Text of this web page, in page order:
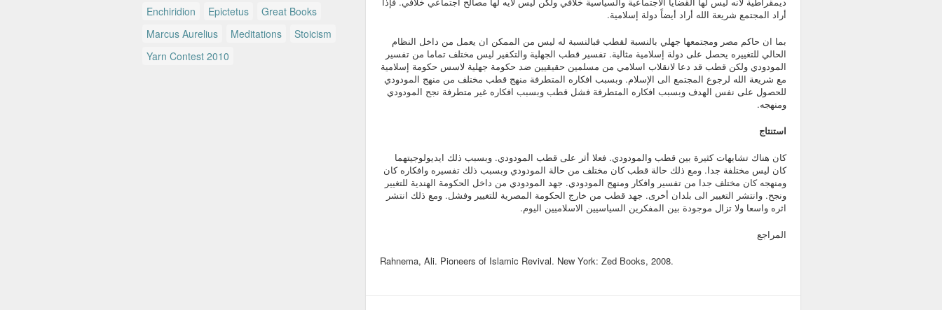
Enchiridion Epictetus
Great Books
Marcus Aurelius
Meditations
Stoicism
Yarn Contest 2010
أراد المجتمع شريعة الله أراد أيضاً دولة إسلامية.
بما ان حاكم مصر ومجتمعها جهلي بالنسبة لقطب فبالنسبة له ليس من الممكن ان يعمل من داخل النظام
الحالي للتغييره يحصل على دولة إسلامية مثالية. تفسير قطب الجهلية والتكفير ليس مختلف تماما من تفسير
المودودي ولكن قطب قد دعا لانقلاب اسلامي من مسلمين حقيقيين ضد حكومة جهلية لاسس حكومة إسلامية
مع شريعة الله لرجوع المجتمع الى الإسلام. وبسبب افكاره المتطرفة منهج قطب مختلف من منهج المودودي
للحصول على نفس الهدف وبسبب افكاره المتطرفة فشل قطب وبسبب افكاره غير متطرفة نجح المودودي
ومنهجه.
استنتاج
كان هناك تشابهات كثيرة بين قطب والمودودي. فعلا أثر على قطب المودودي. وبسبب ذلك ايديولوجيتهما
كان ليس مختلفة جدا. ومع ذلك حالة قطب كان مختلف من حالة المودودي وبسبب ذلك تفسيره وافكاره كان
ومنهجه كان مختلف جدا من تفسير وافكار ومنهج المودودي. جهد المودودي من داخل الحكومة الهندية للتغيير
ونجح. وانتشر التغيير الى بلدان أخرى. جهد قطب من خارج الحكومة المصرية للتغيير وفشل. ومع ذلك انتشر
اثره واسعا ولا تزال موجودة بين المفكرين السياسيين الاسلاميين اليوم.
المراجع
Rahnema, Ali. Pioneers of Islamic Revival. New York: Zed Books, 2008.